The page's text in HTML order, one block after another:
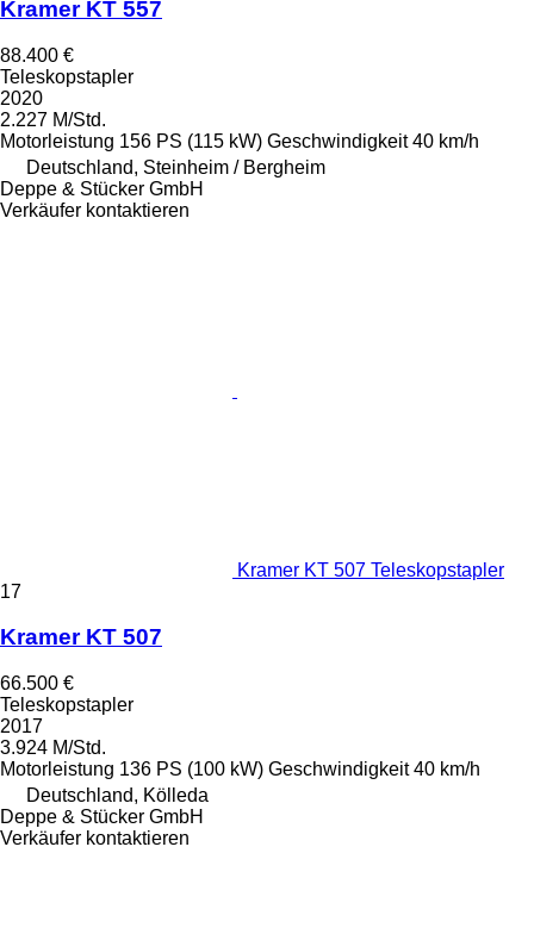
Kramer KT 557
88.400 €
Teleskopstapler
2020
2.227 M/Std.
Motorleistung 156 PS (115 kW) Geschwindigkeit 40 km/h
Deutschland, Steinheim / Bergheim
Deppe & Stücker GmbH
Verkäufer kontaktieren
Kramer KT 507 Teleskopstapler
17
Kramer KT 507
66.500 €
Teleskopstapler
2017
3.924 M/Std.
Motorleistung 136 PS (100 kW) Geschwindigkeit 40 km/h
Deutschland, Kölleda
Deppe & Stücker GmbH
Verkäufer kontaktieren